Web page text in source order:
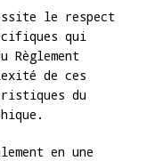
le respect
qui
de ces
du
en une